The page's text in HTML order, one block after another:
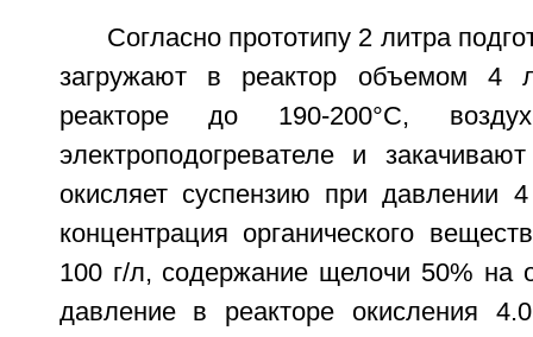
Согласно прототипу 2 литра
загружают в реактор объемом 4
реакторе до 190-200°С,
электроподогревателе и
окисляет суспензию при давлении
концентрация органического
100 г/л, содержание щелочи 50% на
давление в реакторе окисления